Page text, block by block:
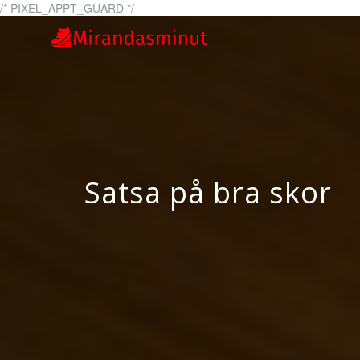
/* PIXEL_APPT_GUARD */Skip
content
Satsa på bra skor